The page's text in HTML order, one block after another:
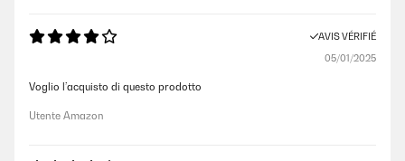
AVIS VÉRIFIÉ
05/01/2025
Voglio l’acquisto di questo prodotto
Utente Amazon